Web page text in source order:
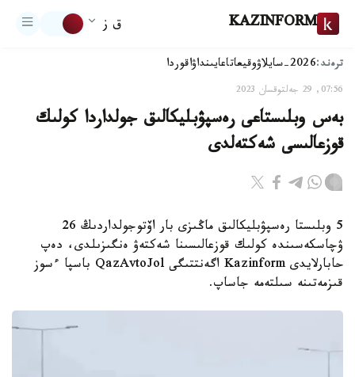
KAZINFORM ق ز
ترەند:2026-سايلاۋ وقيعاتاعايىنداۋاقوردا
07:56, 29 جەلتوقسان 2023
بەس وبلىستاعى رەسپۋبليكالىق جولداردا كولىك
قوزعالىسى شەكتەلدى
5 وبلىستا رەسپۋبليكالىق ماڭىزى بار اۆتوجولداردىڭ 26
ۋچاسكەسىندە كولىك قوزعالىسىنا شەكتەۋ ەنگىزىلدى، دەپ
حابارلايدى Kazinform اگەنتتىگى QazAvtoJol باسپا ءسوز
قىزمەتىنە سىلتەمە جاساپ.